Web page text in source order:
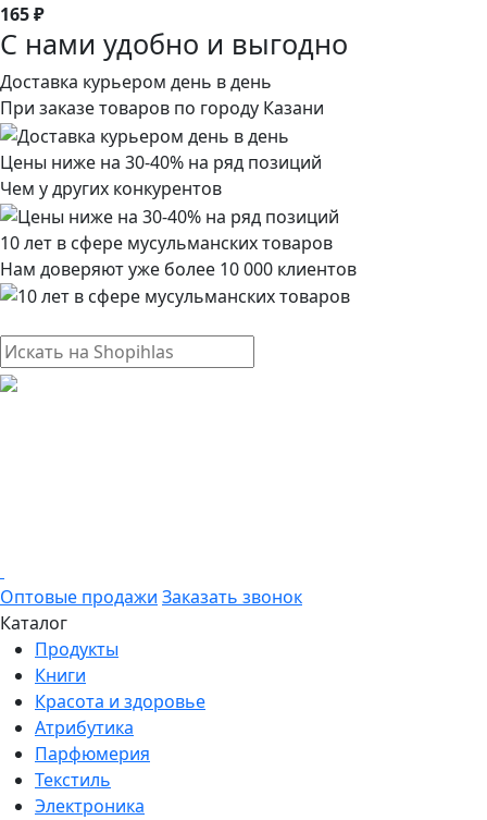
165 ₽
С нами удобно и выгодно
Доставка курьером день в день
При заказе товаров по городу Казани
Цены ниже на 30-40% на ряд позиций
Чем у других конкурентов
10 лет в сфере мусульманских товаров
Нам доверяют уже более 10 000 клиентов
Оптовые продажи Заказать звонок
Каталог
Продукты
Книги
Красота и здоровье
Атрибутика
Парфюмерия
Текстиль
Электроника